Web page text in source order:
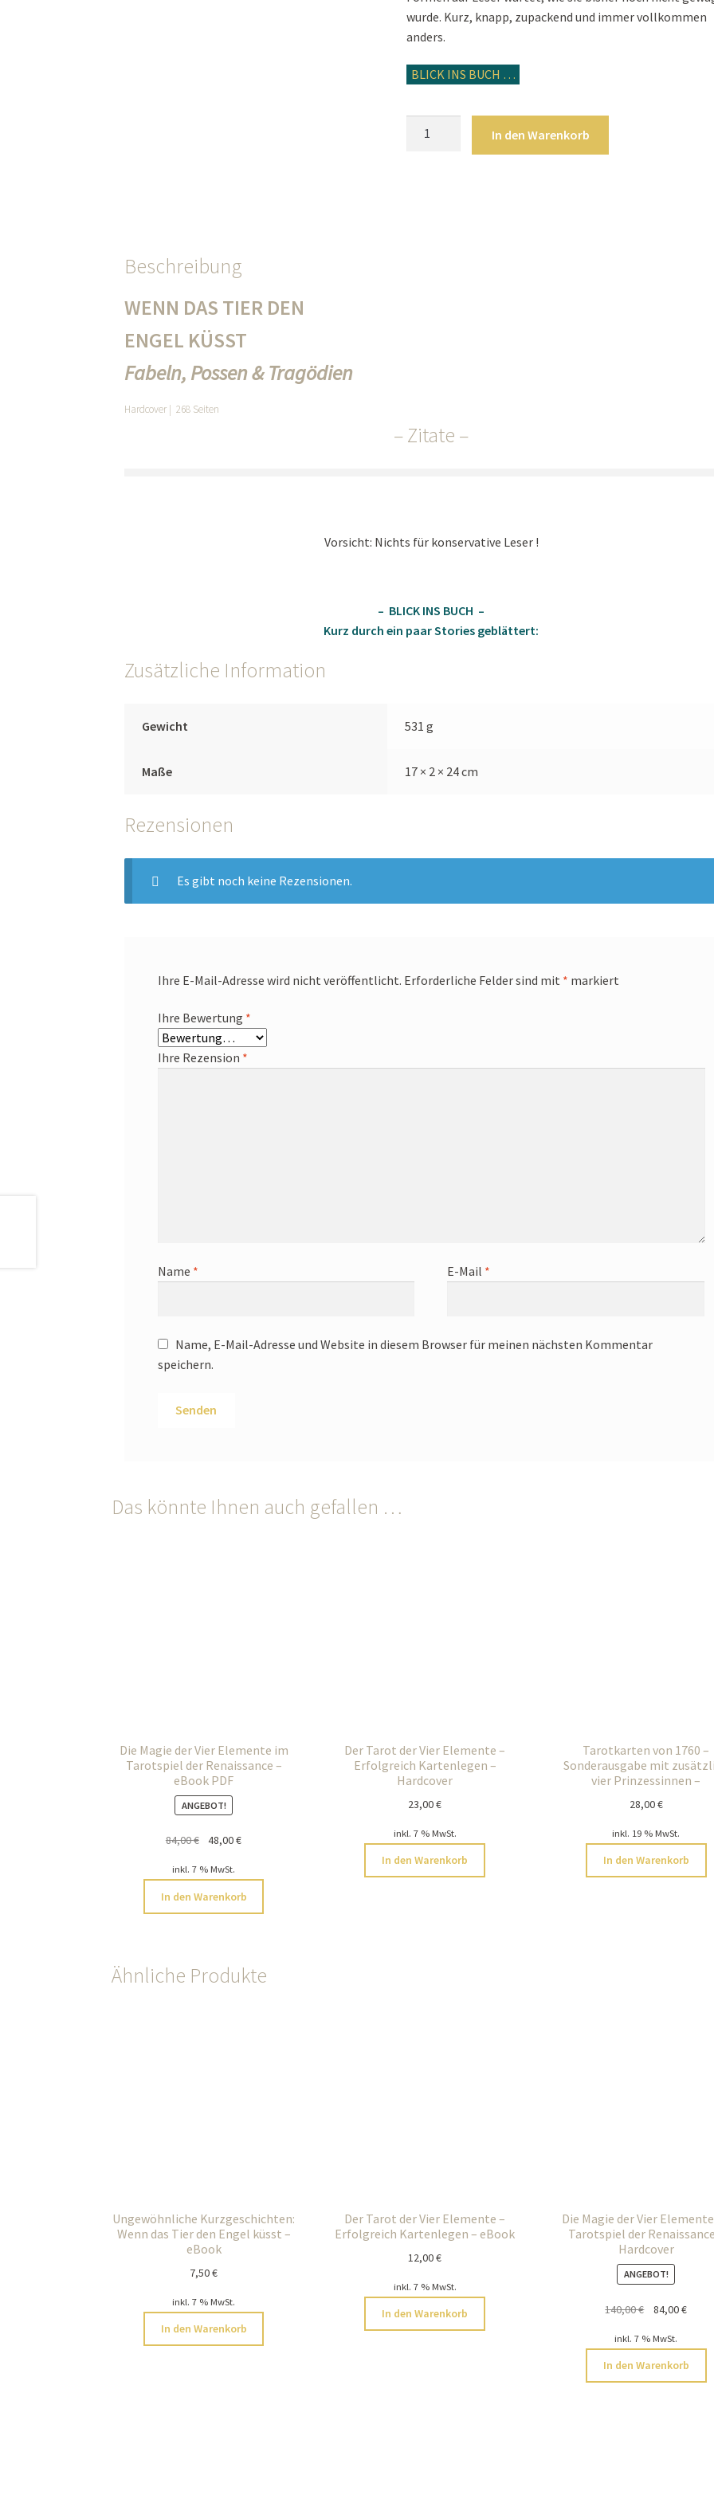
wurde. Kurz, knapp, zupackend und immer vollkommen
anders.
BLICK INS BUCH …
Kurzgeschichten:
In den Warenkorb
Beschreibung
WENN DAS TIER DEN
ENGEL KÜSST
Fabeln, Possen & Tragödien
Hardcover | 268 Seiten
– Zitate –
Vorsicht: Nichts für konservative Leser !
– BLICK INS BUCH –
Kurz durch ein paar Stories geblättert:
Zusätzliche Information
Gewicht 531 g
Maße 17 × 2 × 24 cm
Rezensionen
Es gibt noch keine Rezensionen.
Ihre E-Mail-Adresse wird nicht veröffentlicht. Erforderliche Felder sind mit * markiert
Ihre Bewertung *
Ihre Rezension *
Name * E-Mail *
Name, E-Mail-Adresse und Website in diesem Browser für meinen nächsten Kommentar
speichern.
Das könnte Ihnen auch gefallen …
Die Magie der Vier Elemente im
Tarotspiel der Renaissance –
eBook PDF
ANGEBOT!
84,00€
Ursprünglicher
war:
84,00 €
48,00€Aktueller
48,00 €.
inkl. 7 % MwSt.
In den Warenkorb
Der Tarot der Vier Elemente –
Erfolgreich Kartenlegen –
Hardcover
23,00€
inkl. 7 % MwSt.
In den Warenkorb
Tarotkarten von 1760 –
Sonderausgabe mit
vier Prinzessinnen –
28,00€
inkl. 19 % MwSt.
In den Warenkorb
Ähnliche Produkte
Ungewöhnliche Kurzgeschichten:
Wenn das Tier den Engel küsst –
eBook
7,50€
inkl. 7 % MwSt.
In den Warenkorb
Der Tarot der Vier Elemente –
Erfolgreich Kartenlegen – eBook
12,00€
inkl. 7 % MwSt.
In den Warenkorb
Die Magie der Vier
Tarotspiel der
Hardcover
ANGEBOT!
140,00€
war:
140,00 €
84,00€
84,00
inkl. 7 % MwSt.
In den Warenkorb